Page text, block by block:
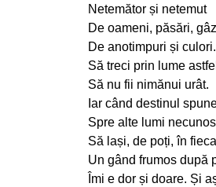
Netemător și netemut
De oameni, păsări,
De anotimpuri și culori.
Să treci prin lume
Să nu fii nimănui urât.
Iar când destinul
Spre alte lumi
Să lași, de poți, în
Un gând frumos după
Îmi e dor și doare. Și